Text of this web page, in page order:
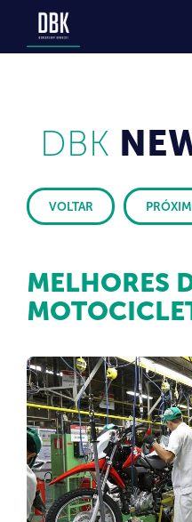
DBK
VOLTAR
MELHORES